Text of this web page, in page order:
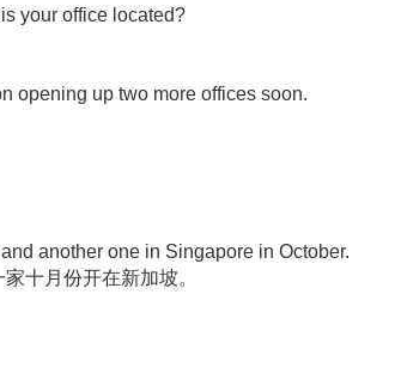
your office located?
opening up two more offices soon.
another one in Singapore in October.
十月份开在新加坡。